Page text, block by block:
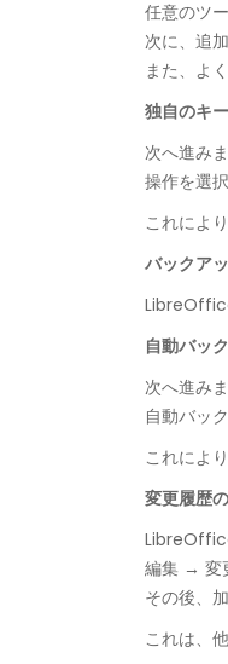
任意のツ
次に、追
また、よ
独自のキ
次へ進み
操作を選
これによ
バックア
自動バッ
次へ進み
自動バッ
これによ
変更履歴
編集 → 変
その後、
これは、